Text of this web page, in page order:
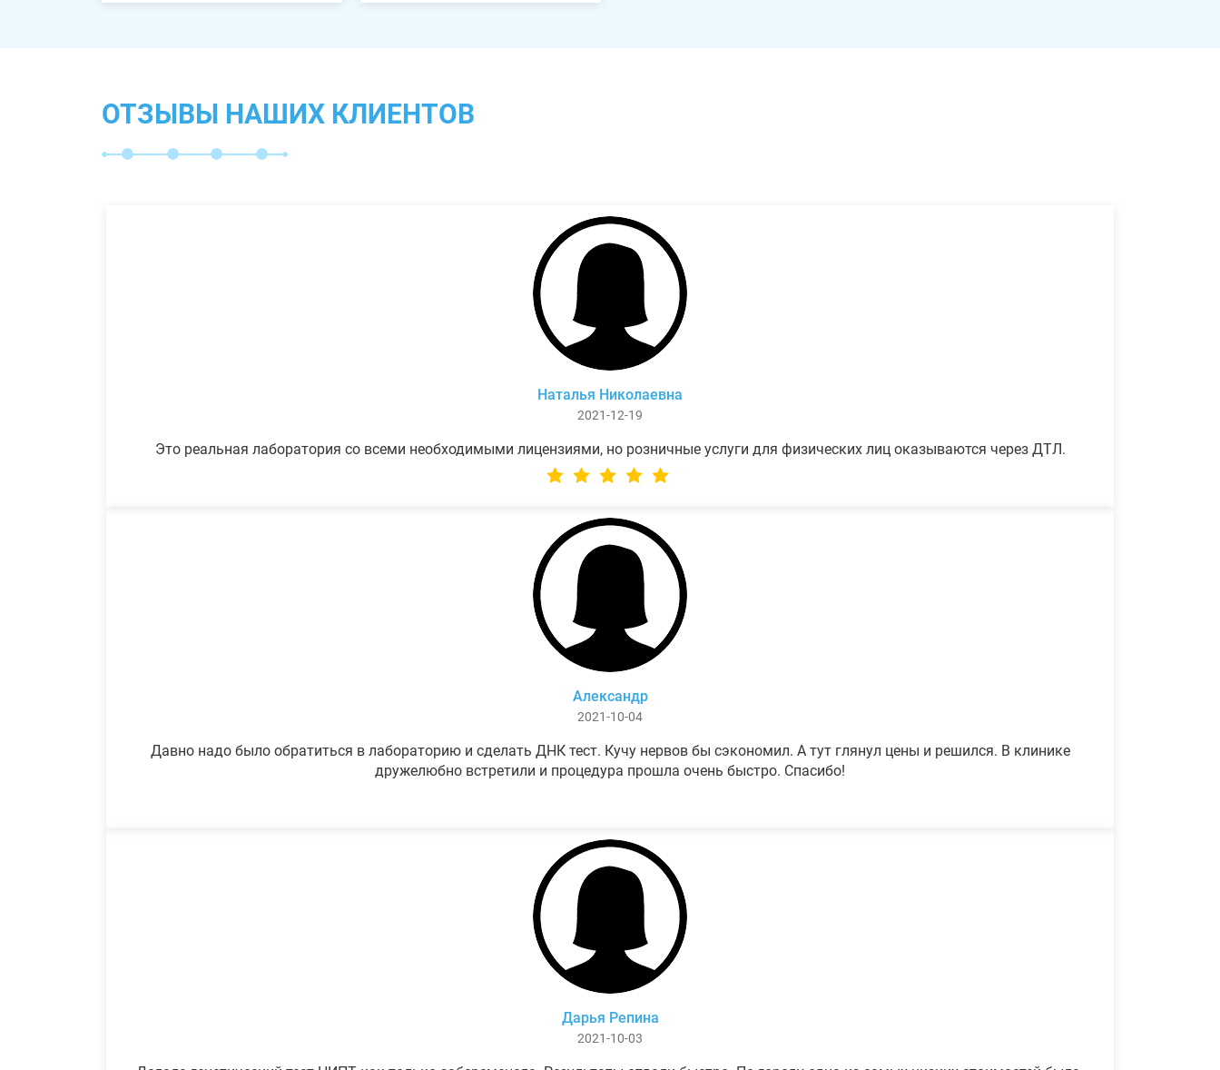
ОТЗЫВЫ НАШИХ КЛИЕНТОВ
Наталья Николаевна
2021-12-19
Это реальная лаборатория со всеми необходимыми лицензиями, но розничные услуги для физических лиц оказываются через ДТЛ.
Александр
2021-10-04
Давно надо было обратиться в лабораторию и сделать ДНК тест. Кучу нервов бы сэкономил. А тут глянул цены и решился. В клинике
дружелюбно встретили и процедура прошла очень быстро. Спасибо!
Дарья Репина
2021-10-03